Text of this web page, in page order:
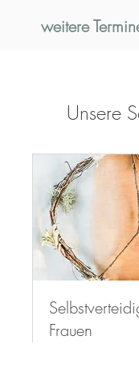
weitere
Unsere
Frauen